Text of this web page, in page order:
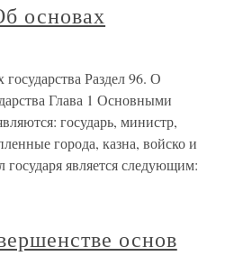
основах
Раздел 96. О
Глава 1 Основными
государь, министр,
города, казна, войско и
является следующим:
основ